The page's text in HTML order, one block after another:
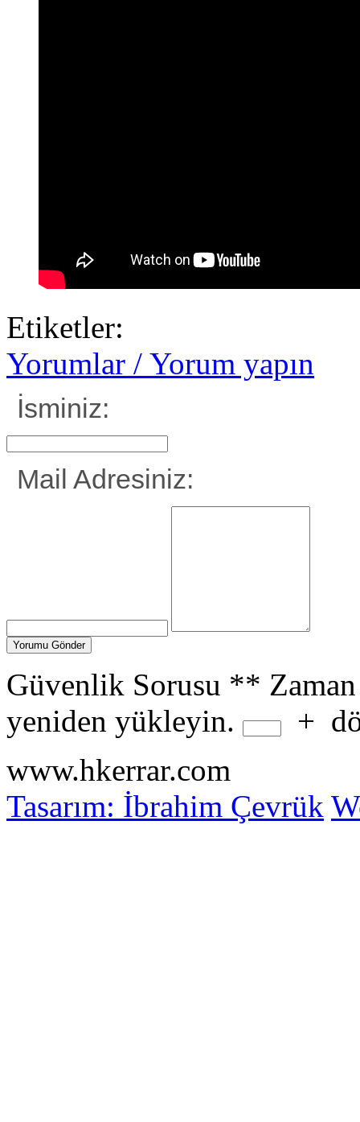
Etiketler:
Yorumlar / Yorum yapın
İsminiz:
Mail Adresiniz:
Güvenlik Sorusu **
yeniden yükleyin.
+
www.hkerrar.com
Tasarım: İbrahim Çevrük